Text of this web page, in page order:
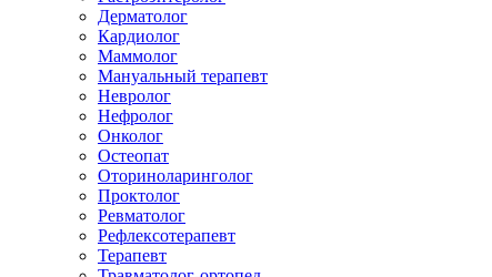
Дерматолог
Кардиолог
Маммолог
Мануальный терапевт
Невролог
Нефролог
Онколог
Остеопат
Оториноларинголог
Проктолог
Ревматолог
Рефлексотерапевт
Терапевт